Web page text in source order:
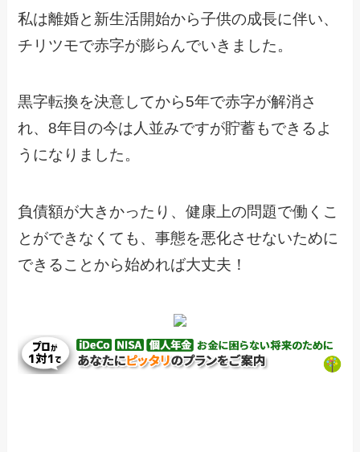
私は離婚と新生活開始から子供の成長に伴い、
チリツモで赤字が膨らんでいきました。
黒字転換を決意してから5年で赤字が解消さ
れ、8年目の今は人並みですが貯蓄もできるよ
うになりました。
負債額が大きかったり、健康上の問題で働くこ
とができなくても、事態を悪化させないために
できることから始めれば大丈夫！